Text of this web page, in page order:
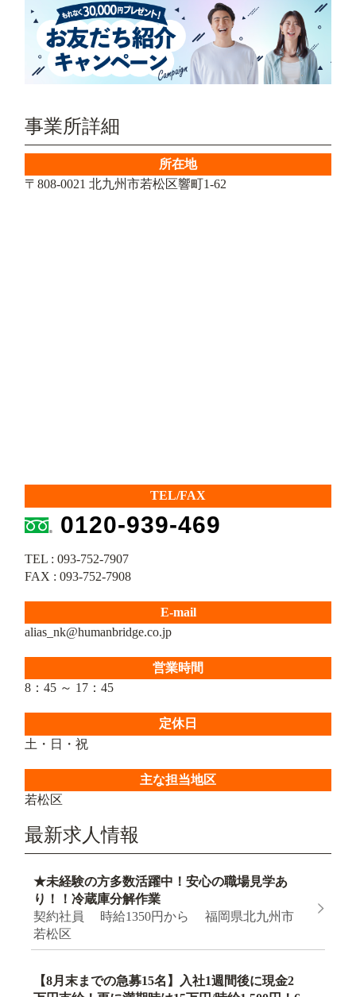
事業所詳細
所在地
〒808-0021 北九州市若松区響町1-62
TEL/FAX
0120-939-469
TEL : 093-752-7907
FAX : 093-752-7908
E-mail
alias_nk@humanbridge.co.jp
営業時間
8：45 ～ 17：45
定休日
土・日・祝
主な担当地区
若松区
最新求人情報
★未経験の方多数活躍中！安心の職場見学あ
り！！冷蔵庫分解作業
契約社員 時給1350円から 福岡県北九州市
若松区
【8月末までの急募15名】入社1週間後に現金2